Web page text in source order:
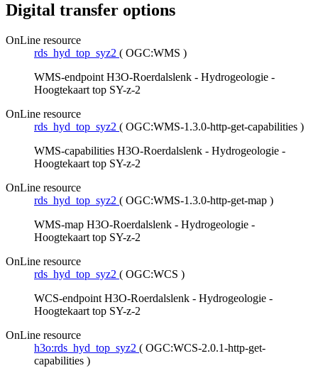
Digital transfer options
OnLine resource
rds_hyd_top_syz2 ( OGC:WMS )
WMS-endpoint H3O-Roerdalslenk - Hydrogeologie -
Hoogtekaart top SY-z-2
OnLine resource
rds_hyd_top_syz2 ( OGC:WMS-1.3.0-http-get-capabilities )
WMS-capabilities H3O-Roerdalslenk - Hydrogeologie -
Hoogtekaart top SY-z-2
OnLine resource
rds_hyd_top_syz2 ( OGC:WMS-1.3.0-http-get-map )
WMS-map H3O-Roerdalslenk - Hydrogeologie -
Hoogtekaart top SY-z-2
OnLine resource
rds_hyd_top_syz2 ( OGC:WCS )
WCS-endpoint H3O-Roerdalslenk - Hydrogeologie -
Hoogtekaart top SY-z-2
OnLine resource
h3o:rds_hyd_top_syz2 ( OGC:WCS-2.0.1-http-get-
capabilities )